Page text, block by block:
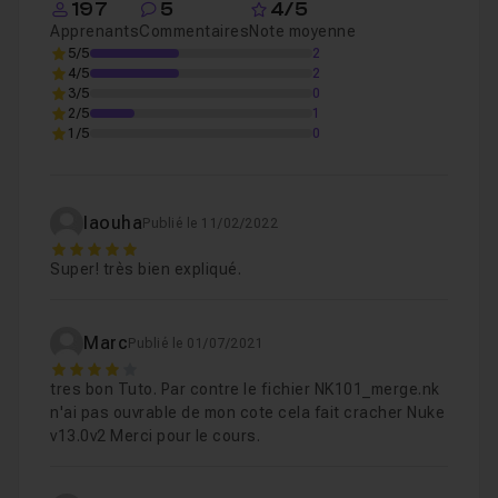
Chapitre 2 : Atelier
197
Apprenants
5
Commentaires
4/5
Note moyenne
5/5
2
4/5
2
3/5
0
2/5
1
1/5
0
Iaouha Publié le 11/02/2022
5
Super! très bien expliqué.
Marc Publié le 01/07/2021
4
tres bon Tuto. Par contre le fichier NK101_merge.nk
n'ai pas ouvrable de mon cote cela fait cracher Nuke
v13.0v2 Merci pour le cours.